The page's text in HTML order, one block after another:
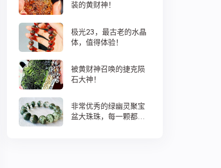
装的黄财神！
极光23，最古老的水晶
体，值得体验！
被黄财神召唤的捷克陨
石大神！
非常优秀的绿幽灵聚宝
盆大珠珠，每一颗都蕴